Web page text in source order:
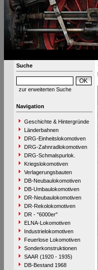
Suche
zur erweiterten Suche
Navigation
Geschichte & Hintergründe
Länderbahnen
DRG-Einheitslokomotiven
DRG-Zahnradlokomotiven
DRG-Schmalspurlok.
Kriegslokomotiven
Verlagerungsbauten
DB-Neubaulokomotiven
DB-Umbaulokomotiven
DR-Neubaulokomotiven
DR-Rekolokomotiven
DR - "6000er"
ELNA-Lokomotiven
Industrielokomotiven
Feuerlose Lokomotiven
Sonderkonstruktionen
SAAR (1920 - 1935)
DB-Bestand 1968